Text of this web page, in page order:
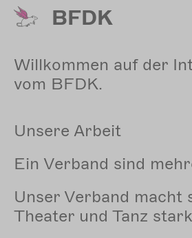
Direkt
zum
BFDK
Willkommen auf der
vom BFDK.
Unsere Arbeit
Ein Verband sind
Unser Verband macht
Theater und Tanz